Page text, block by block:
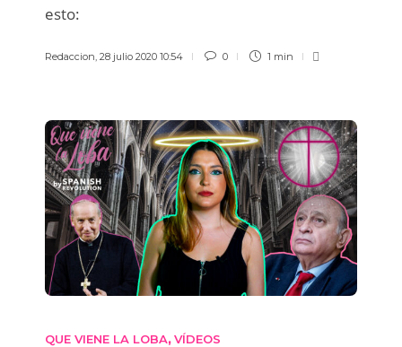
esto:
Redaccion 28 julio 2020 10:54 0 1 min
QUE VIENE LA LOBA, VÍDEOS